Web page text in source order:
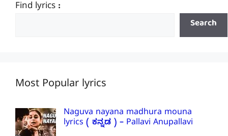
Find lyrics :
Search
Most Popular lyrics
Naguva nayana madhura mouna
lyrics ( ಕನ್ನಡ ) – Pallavi Anupallavi